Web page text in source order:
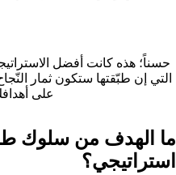
حسناً؛ هذه كانت أفضل
التي إن طبّقتها ستكون ثمار
على
ما الهدف من سلوك
استراتيجي؟